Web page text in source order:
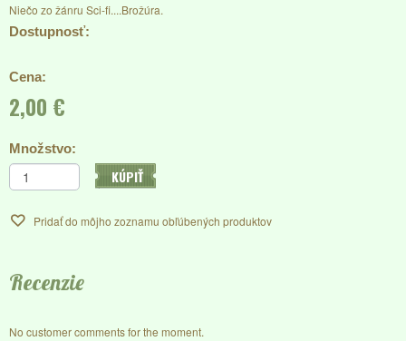
Niečo zo žánru Sci-fi....Brožúra.
Dostupnosť:
Cena:
2,00 €
Množstvo:
KÚPIŤ
Pridať do môjho zoznamu obľúbených produktov
Recenzie
No customer comments for the moment.